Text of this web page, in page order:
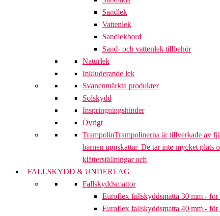
Sandlek
Vattenlek
Sandlekbord
Sand- och vattenlek tillbehör
Naturlek
Inkluderande lek
Svanenmärkta produkter
Solskydd
Inspringningshinder
Övrigt
TrampolinTrampolinerna är tillverkade av
barnen uppskattar. De tar inte mycket plats
klätterställningar och
FALLSKYDD & UNDERLAG
Fallskyddsmattor
Euroflex fallskyddsmatta 30 mm -
Euroflex fallskyddsmatta 40 mm -